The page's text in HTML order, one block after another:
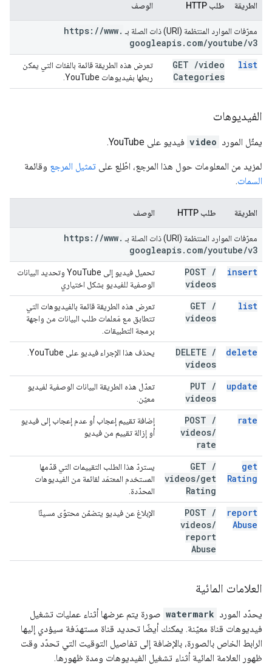
الطريقة طلب HTTP الوصف
معرّفات الموارد المنتظمة (URI) ذات الصلة بـ https: //www.
googleapis. com/youtube/v3
list
GET /video
Categories
تعرض هذه الطريقة قائمة بالفئات التي يمكن
ربطها بفيديوهات YouTube.
الفيديوهات
يمثّل المورد video فيديو على YouTube.
لمزيد من المعلومات حول هذا المرجع، اطّلِع على تمثيل المرجع وقائمة
السمات.
الطريقة طلب HTTP الوصف
معرّفات الموارد المنتظمة (URI) ذات الصلة بـ https: //www.
googleapis. com/youtube/v3
insert
POST /
videos
تحميل فيديو إلى YouTube وتحديد البيانات
الوصفية للفيديو بشكل اختياري
list
GET /
videos
تعرض هذه الطريقة قائمة بالفيديوهات التي
تتطابق مع مَعلمات طلب البيانات من واجهة
برمجة التطبيقات.
delete
DELETE /
videos
يحذف هذا الإجراء فيديو على YouTube.
update
PUT /
videos
تعدّل هذه الطريقة البيانات الوصفية لفيديو
معيّن.
rate
POST /
videos/
rate
إضافة تقييم إعجاب أو عدم إعجاب إلى فيديو
أو إزالة تقييم من فيديو
get
Rating
GET /
videos/get
Rating
يستردّ هذا الطلب التقييمات التي قدّمها
المستخدم المعتمَد لقائمة من الفيديوهات
المحدّدة.
report
Abuse
POST /
videos/
report
Abuse
الإبلاغ عن فيديو يتضمّن محتوًى مسيئًا
العلامات المائية
يحدّد المورد watermark صورة يتم عرضها أثناء عمليات تشغيل
فيديوهات قناة معيّنة. يمكنك أيضًا تحديد قناة مستهدَفة سيؤدي إليها
الرابط الخاص بالصورة، بالإضافة إلى تفاصيل التوقيت التي تحدّد وقت
ظهور العلامة المائية أثناء تشغيل الفيديوهات ومدة ظهورها.